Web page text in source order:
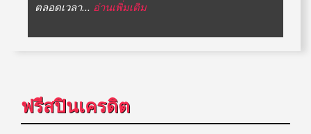
ตลอดเวลา... อ่านเพิ่มเติม
ฟรีสปินเครดิต